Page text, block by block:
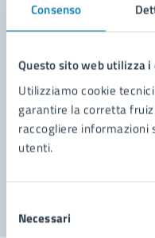
Consenso
Questo sito web utilizza i
Utilizziamo cookie
garantire la corretta
raccogliere informazioni
utenti.
delNecessari
Leggi le domande
Richiedi
Prenota
Problemi in città